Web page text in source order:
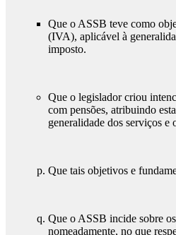
Que o ASSB teve como
(IVA), aplicável à
imposto.
Que o legislador criou
com pensões, atribuindo
generalidade dos serviços e
Que tais objetivos e
Que o ASSB incide sobre
nomeadamente, no que